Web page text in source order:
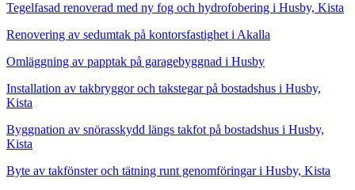
Tegelfasad renoverad med ny fog och hydrofobering i Husby, Kista
Renovering av sedumtak på kontorsfastighet i Akalla
Omläggning av papptak på garagebyggnad i Husby
Installation av takbryggor och takstegar på bostadshus i Husby,
Kista
Byggnation av snörasskydd längs takfot på bostadshus i Husby,
Kista
Byte av takfönster och tätning runt genomföringar i Husby, Kista